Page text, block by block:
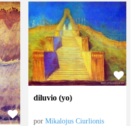
diluvio (yo)
porMikalojus Ciurlionis